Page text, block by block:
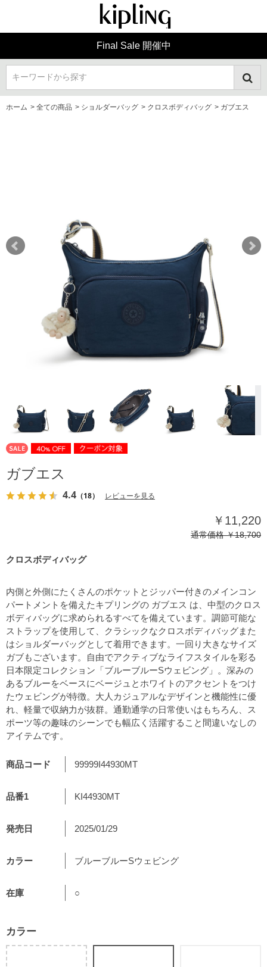
Final Sale 開催中
キーワードから探す
ホーム > 全ての商品 > ショルダーバッグ > クロスボディバッグ > ガブエス
ガブエス
4.4 （18） レビューを見る
クロスボディバッグ
￥11,220
通常価格￥18,700
商品コード 99999I44930MT
品番1 KI44930MT
発売日 2025/01/29
カラー ブルーブルーSウェビング
在庫 ○
カラー
内側と外側にたくさんのポケットとジッパー付きのメインコン
パートメントを備えたキプリングの ガブエス は、中型のクロス
ボディバッグに求められるすべてを備えています。調節可能な
ストラップを使用して、クラシックなクロスボディバッグまた
はショルダーバッグとして着用できます。一回り大きなサイズ
ガブもございます。自由でアクティブなライフスタイルを彩る
日本限定コレクション「ブルーブルーSウェビング」。深みの
あるブルーをベースにベージュとホワイトのアクセントをつけ
たウェビングが特徴。大人カジュアルなデザインと機能性に優
れ、軽量で収納力が抜群。通勤通学の日常使いはもちろん、ス
ポーツ等の趣味のシーンでも幅広く活躍すること間違いなしの
アイテムです。